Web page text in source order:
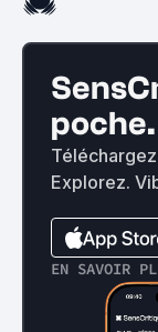
poche.
Téléchargez
Explorez.
EN SAVOIR